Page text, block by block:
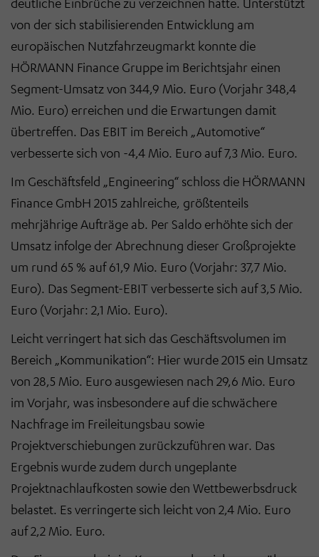
von der sich stabilisierenden Entwicklung am
europäischen Nutzfahrzeugmarkt konnte die
HÖRMANN Finance Gruppe im Berichtsjahr einen
Segment-Umsatz von 344,9 Mio. Euro (Vorjahr 348,4
Mio. Euro) erreichen und die Erwartungen damit
übertreffen. Das EBIT im Bereich „Automotive“
verbesserte sich von -4,4 Mio. Euro auf 7,3 Mio. Euro.
Im Geschäftsfeld „Engineering“ schloss die HÖRMANN
Finance GmbH 2015 zahlreiche, größtenteils
mehrjährige Aufträge ab. Per Saldo erhöhte sich der
Umsatz infolge der Abrechnung dieser Großprojekte
um rund 65 % auf 61,9 Mio. Euro (Vorjahr: 37,7 Mio.
Euro). Das Segment-EBIT verbesserte sich auf 3,5 Mio.
Euro (Vorjahr: 2,1 Mio. Euro).
Leicht verringert hat sich das Geschäftsvolumen im
Bereich „Kommunikation“: Hier wurde 2015 ein Umsatz
von 28,5 Mio. Euro ausgewiesen nach 29,6 Mio. Euro
im Vorjahr, was insbesondere auf die schwächere
Nachfrage im Freileitungsbau sowie
Projektverschiebungen zurückzuführen war. Das
Ergebnis wurde zudem durch ungeplante
Projektnachlaufkosten sowie den Wettbewerbsdruck
belastet. Es verringerte sich leicht von 2,4 Mio. Euro
auf 2,2 Mio. Euro.